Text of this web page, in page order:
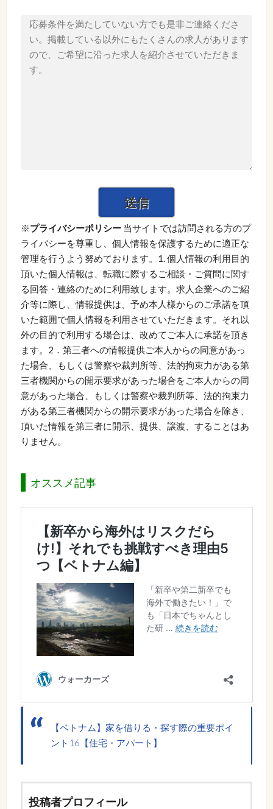
※プライバシーポリシー当サイトでは訪問される方のプ
ライバシーを尊重し、個人情報を保護するために適正な
管理を行うよう努めております。1. 個人情報の利用目的
頂いた個人情報は、転職に際するご相談・ご質問に関す
る回答・連絡のために利用致します。求人企業へのご紹
介等に際し、情報提供は、予め本人様からのご承諾を頂
いた範囲で個人情報を利用させていただきます。それ以
外の目的で利用する場合は、改めてご本人に承諾を頂き
ます。2．第三者への情報提供ご本人からの同意があっ
た場合、もしくは警察や裁判所等、法的拘束力がある第
三者機関からの開示要求があった場合をご本人からの同
意があった場合、もしくは警察や裁判所等、法的拘束力
がある第三者機関からの開示要求があった場合を除き、
頂いた情報を第三者に開示、提供、譲渡、することはあ
りません。
オススメ記事
【ベトナム】家を借りる・探す際の重要ポイ
ント16【住宅・アパート】
投稿者プロフィール